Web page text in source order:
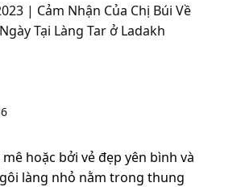
| Cảm Nhận Của Chị Búi Về
Tại Làng Tar ở Ladakh
hoặc bởi vẻ đẹp yên bình và
làng nhỏ nằm trong thung